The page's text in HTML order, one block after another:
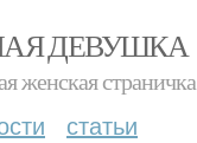
ДЕВУШКА
женская страничка
статьи